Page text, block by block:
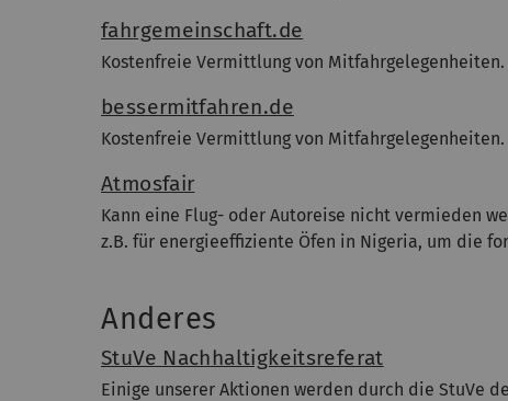
fahrgemeinschaft.de
Kostenfreie Vermittlung von
bessermitfahren.de
Kostenfreie Vermittlung von Mitfahrgelegenheiten.
Atmosfair
Kann eine Flug- oder Autoreise nicht vermieden
z.B. für energieeffiziente Öfen in Nigeria, um die
Anderes
StuVe Nachhaltigkeitsreferat
Einige unserer Aktionen werden durch die StuVe